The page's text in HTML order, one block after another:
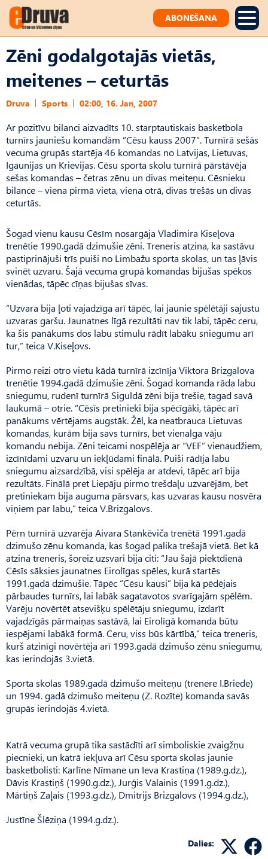
ABONĒŠANA
Zēni godalgotajās vietās,
meitenes – ceturtās
Druva Sports 02:00, 16. Jan, 2007
Ar pozitīvu bilanci aizvadīts 10. starptautiskais basketbola
turnīrs jauniešu komandām “Cēsu kauss 2007”. Turnīrā sešās
vecuma grupās startēja 46 komandas no Latvijas, Lietuvas,
Igaunijas un Krievijas. Cēsu sporta skolu turnīrā pārstāvēja
sešas komandas – četras zēnu un divas meiteņu. Cēsnieku
bilance – viena pirmā vieta, viena otrā, divas trešās un divas
ceturtās.
Šogad vienu kausu Cēsīm nosargāja Vladimira Kiseļova
trenētie 1990.gadā dzimušie zēni. Treneris atzina, ka sastāvu
pastiprinājuši trīs puiši no Limbažu sporta skolas, un tas ļāvis
svinēt uzvaru. Šajā vecuma grupā komandas bijušas spēkos
vienādas, tāpēc cīņas bijušas sīvas.
“Uzvara bija ļoti vajadzīga arī tāpēc, lai jaunie spēlētāji sajustu
uzvaras garšu. Jaunatnes līgā rezultāti nav tik labi, tāpēc ceru,
ka šis panākums dos labu stimulu rādīt labāku sniegumu arī
tur,” teica V.Kiseļovs.
Pirmo reizi otro vietu kādā turnīrā izcīnīja Viktora Brizgalova
trenētie 1994.gadā dzimušie zēni. Šogad komanda rāda labu
sniegumu, rudenī turnīrā Siguldā zēni bija trešie, tagad savā
laukumā – otrie. “Cēsīs pretinieki bija spēcīgāki, tāpēc arī
panākums vērtējams augstāk. Žēl, ka neatbrauca Lietuvas
komandas, kurām bija savs turnīrs, bet vienalga vāju
komandu nebija. Zēni teicami nospēlēja ar “VEF” vienaudžiem,
izcīnīdami uzvaru un iekļūdami finālā. Puiši rādīja labu
sniegumu aizsardzībā, visi spēlēja ar atdevi, tāpēc arī bija
rezultāts. Finālā pret Liepāju pirmo trešdaļu uzvarējām, bet
pretiniekam bija auguma pārsvars, kas uzvaras kausu nosvēra
viņiem par labu,” teica V.Brizgalovs.
Pērn turnīrā uzvarēja Aivara Stankēviča trenētā 1991.gadā
dzimušo zēnu komanda, kas šogad palika trešajā vietā. Bet kā
atzina treneris, šoreiz uzsvari bija citi: “Jau šajā piektdienā
Cēsīs sāksies jaunatnes Eirolīgas spēles, kurā startēs
1991.gadā dzimušie. Tāpēc “Cēsu kausi” bija kā pēdējais
pārbaudes turnīrs, lai labāk sagatavotos svarīgajām spēlēm.
Varēju novērtēt atsevišķu spēlētāju sniegumu, izdarīt
vajadzīgās pārmaiņas sastāvā, lai Eirolīgā komanda būtu
iespējami labākā formā. Ceru, viss būs kārtībā,” teica treneris,
kurš atzinīgi novērtēja arī 1993.gadā dzimušo zēnu sniegumu,
kas ierindojās 3.vietā.
Sporta skolas 1989.gadā dzimušo meiteņu (trenere I.Briede)
un 1994. gadā dzimušo meiteņu (Z. Rozīte) komanda savās
grupās ierindojās 4.vietā.
Katrā vecuma grupā tika sastādīti arī simboliskie zvaigžņu
piecnieki, un katrā iekļuva arī Cēsu sporta skolas jaunie
basketbolisti: Karlīne Nīmane un Ieva Krastiņa (1989.g.dz.),
Dāvis Krastiņš (1990.g.dz.), Jurģis Valainis (1991.g.dz.),
Mārtiņš Zaļais (1993.g.dz.), Dmitrijs Brizgalovs (1994.g.dz.),
Justīne Šlēziņa (1994.g.dz.).
Dalies: